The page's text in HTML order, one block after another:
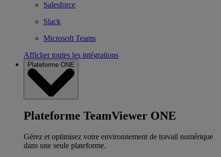
Salesforce
Slack
Microsoft Teams
Afficher toutes les intégrations
Plateforme ONE
Plateforme TeamViewer ONE
Gérez et optimisez votre environnement de travail numérique
dans une seule plateforme.